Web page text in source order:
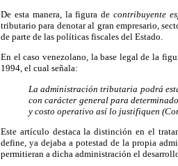
De esta manera, la figura decontribuyente
tributario para denotar al gran empresario,
de parte de las políticas fiscales del Estado.
En el caso venezolano, la base legal de la
1994, el cual señala:
La administración tributaria podrá
con carácter general para
y costo operativo así lo justifiquen
Este artículo destaca la distinción en el
define, ya dejaba a potestad de la propia
permitieran a dicha administración el